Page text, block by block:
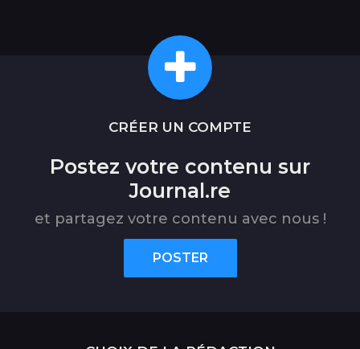
CRÉER UN COMPTE
Postez votre contenu sur
Journal.re
et partagez votre contenu avec nous !
POSTER